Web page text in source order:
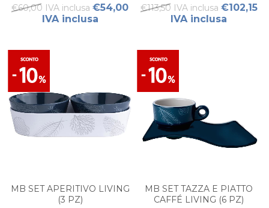
€60,00 IVA inclusa €54,00
IVA inclusa
€113,50 IVA inclusa €102,15
IVA inclusa
MB SET APERITIVO LIVING
(3 PZ)
MB SET TAZZA E PIATTO
CAFFÉ LIVING (6 PZ)